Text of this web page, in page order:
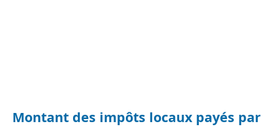
Montant des impôts locaux payés par